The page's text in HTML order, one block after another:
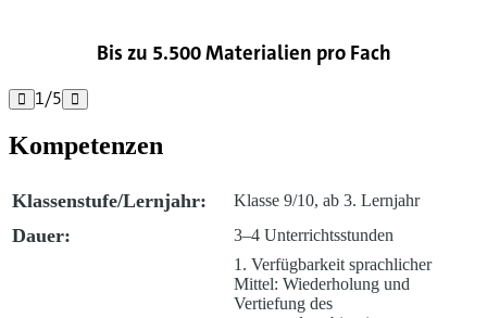
Bis zu 5.500 Materialien pro Fach
 1/5 
Kompetenzen
Klassenstufe/Lernjahr: Klasse 9/10, ab 3. Lernjahr
Dauer: 3–4 Unterrichtsstunden
1. Verfügbarkeit sprachlicher
Mittel: Wiederholung und
Vertiefung des